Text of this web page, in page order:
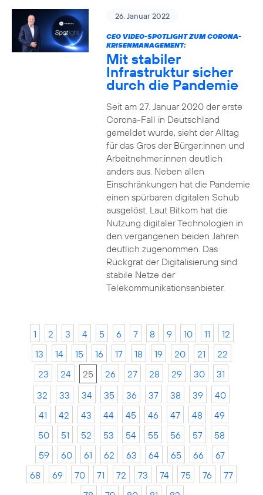
26. Januar 2022
CEO VIDEO-SPOTLIGHT ZUM CORONA-
KRISENMANAGEMENT:
Mit stabiler
Infrastruktur sicher
durch die Pandemie
Seit am 27. Januar 2020 der erste
Corona-Fall in Deutschland
gemeldet wurde, sieht der Alltag
für das Gros der Bürger:innen und
Arbeitnehmer:innen deutlich
anders aus. Neben allen
Einschränkungen hat die Pandemie
einen spürbaren digitalen Schub
ausgelöst. Laut Bitkom hat die
Nutzung digitaler Technologien in
den vergangenen beiden Jahren
deutlich zugenommen. Das
Rückgrat der Digitalisierung sind
stabile Netze der
Telekommunikationsanbieter.
1 2 3 4 5 6 7 8 9 10 11
12
13
14 15 16 17 18 19 20 21
22
23
24 25 26 27 28 29 30
31
32
33 34 35 36 37 38 39
40
41
42 43 44 45 46 47 48
49
50
51 52 53 54 55 56 57
58
59
60 61 62 63 64 65 66
67
68
69 70 71 72 73 74 75 76
77